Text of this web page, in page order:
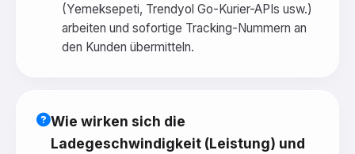
(Yemeksepeti, Trendyol Go-Kurier-APIs usw.)
arbeiten und sofortige Tracking-Nummern an
den Kunden übermitteln.
Wie wirken sich die
Ladegeschwindigkeit (Leistung) und